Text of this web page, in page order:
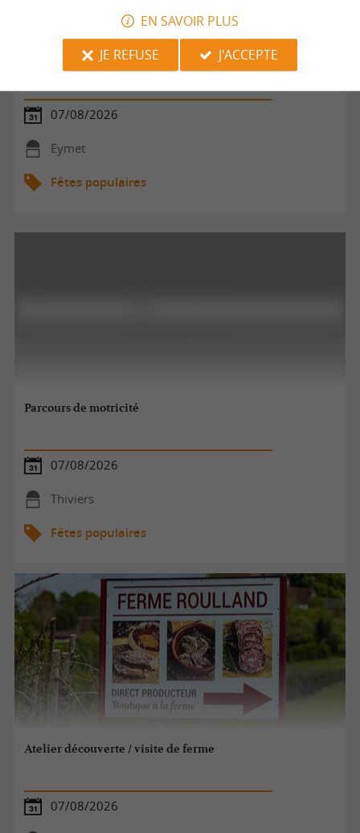
Atelier rencontres | Po'Eymet-vous
07/08/2026
Eymet
Fêtes populaires
Parcours de motricité
07/08/2026
Thiviers
Fêtes populaires
Atelier découverte / visite de ferme
07/08/2026
EN SAVOIR PLUS
JE REFUSE
J'ACCEPTE